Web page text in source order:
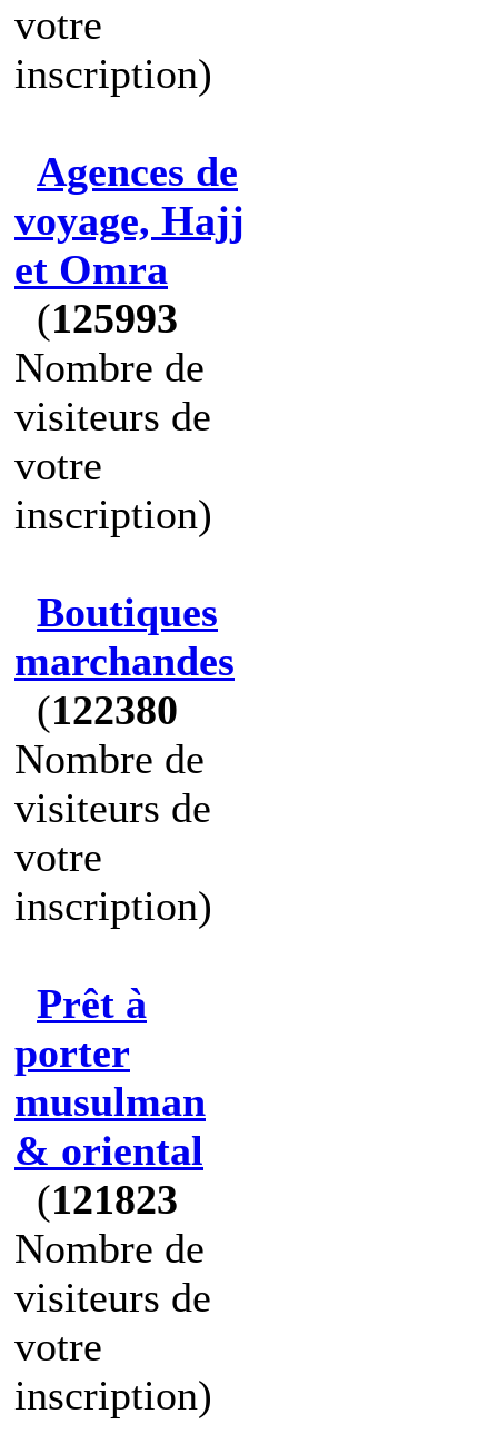
votre
inscription)
Agences de
voyage, Hajj
et Omra
(125993
Nombre de
visiteurs de
votre
inscription)
Boutiques
marchandes
(122380
Nombre de
visiteurs de
votre
inscription)
Prêt à
porter
musulman
& oriental
(121823
Nombre de
visiteurs de
votre
inscription)